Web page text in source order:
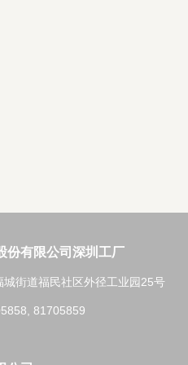
份有限公司深圳工厂
街道福民社区外径工业园25号
81705859